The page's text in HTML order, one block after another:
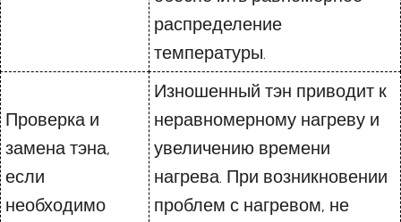
распределение
температуры.
Проверка и
замена тэна,
если
необходимо
Изношенный тэн приводит к
неравномерному нагреву и
увеличению времени
нагрева. При возникновении
проблем с нагревом, не